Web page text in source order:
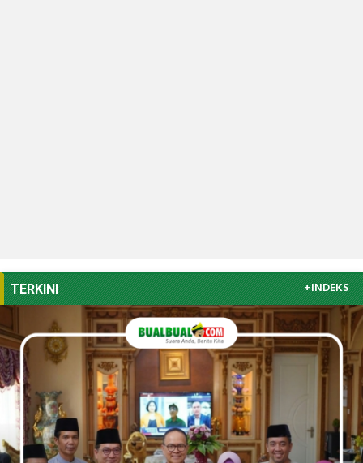
TERKINI +INDEKS